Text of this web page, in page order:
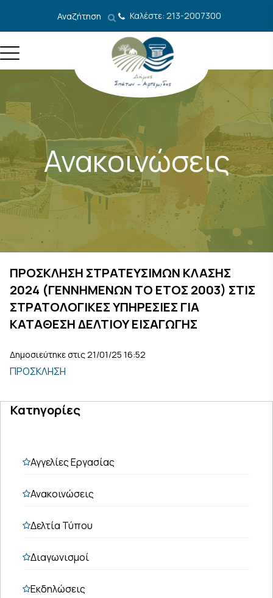
Αναζήτηση Καλέστε: 213-2007300
Ανακοινώσεις
ΠΡΟΣΚΛΗΣΗ ΣΤΡΑΤΕΥΣΙΜΩΝ ΚΛΑΣΗΣ
2024 (ΓΕΝΝΗΜΕΝΩΝ ΤΟ ΕΤΟΣ 2003) ΣΤΙΣ
ΣΤΡΑΤΟΛΟΓΙΚΕΣ ΥΠΗΡΕΣΙΕΣ ΓΙΑ
ΚΑΤΑΘΕΣΗ ΔΕΛΤΙΟΥ ΕΙΣΑΓΩΓΗΣ
Δημοσιεύτηκε στις 21/01/25 16:52
ΠΡΟΣΚΛΗΣΗ
Κατηγορίες
Αγγελίες Εργασίας
Ανακοινώσεις
Δελτία Τύπου
Διαγωνισμοί
Εκδηλώσεις